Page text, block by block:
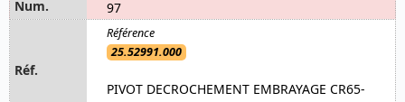
97
25.52991.000
PIVOT DECROCHEMENT EMBRAYAGE CR65-